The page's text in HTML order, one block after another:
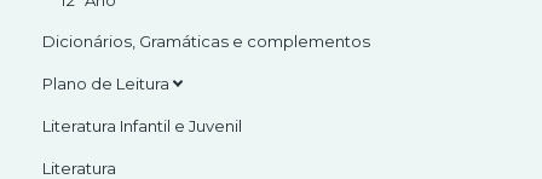
Dicionários, Gramáticas e complementos
Plano de Leitura
1º Ano
Literatura Infantil e Juvenil
Literatura